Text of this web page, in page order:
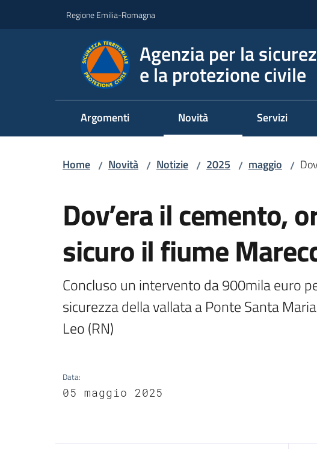
Regione Emilia-Romagna
Agenzia per la
e la protezione civile
Argomenti Novità Servizi
Home / Novità / Notizie / 2025 / maggio /
Dov’era il cemento,
sicuro il fiume
Concluso un intervento da 900mila euro
sicurezza della vallata a Ponte Santa
Leo (RN)
Data:
05 maggio 2025